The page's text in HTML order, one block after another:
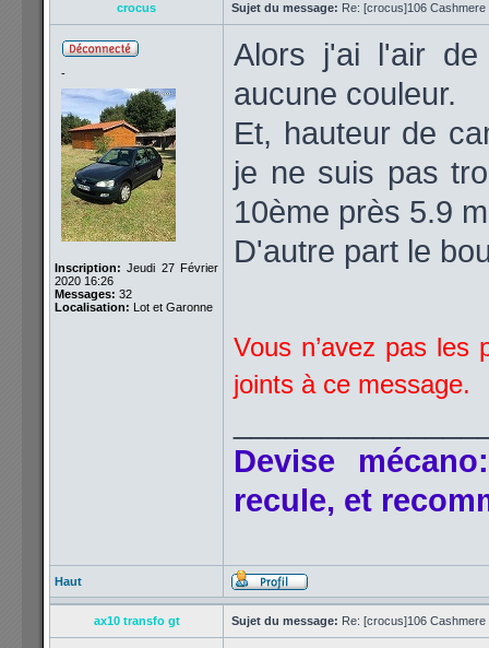
crocus Sujet du message: Re: [crocus]106
-
Inscription: Jeudi 27 Février
2020 16:26
Messages: 32
Localisation: Lot et Garonne
Alors j'ai l'air de
aucune couleur.
Et, hauteur de
je ne suis pas
10ème près 5.9
D'autre part le
Vous n’avez pas les
joints à ce message.
Devise
recule, et
Haut
ax10 transfo gt Sujet du message: Re: [crocus]106